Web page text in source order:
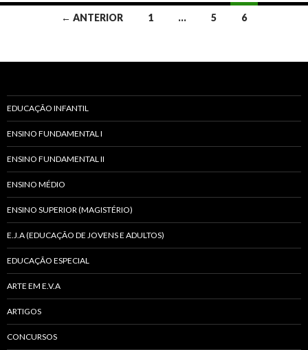
dos
posts
← ANTERIOR 1 … 5 6
EDUCAÇÃO INFANTIL
ENSINO FUNDAMENTAL I
ENSINO FUNDAMENTAL II
ENSINO MÉDIO
ENSINO SUPERIOR (MAGISTÉRIO)
E.J.A (EDUCAÇÃO DE JOVENS E ADULTOS)
EDUCAÇÃO ESPECIAL
ARTE EM E.V.A
ARTIGOS
CONCURSOS